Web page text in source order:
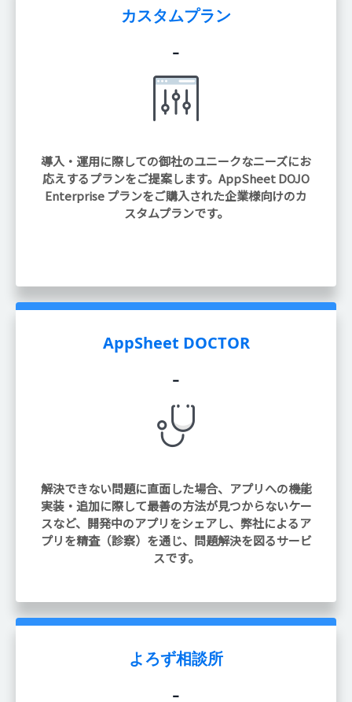
カスタムプラン
-
導入・運用に際しての御社のユニークなニーズにお
応えするプランをご提案します。AppSheet DOJO
Enterprise プランをご購入された企業様向けのカ
スタムプランです。
AppSheet DOCTOR
-
解決できない問題に直面した場合、アプリへの機能
実装・追加に際して最善の方法が見つからないケー
スなど、開発中のアプリをシェアし、弊社によるア
プリを精査（診察）を通じ、問題解決を図るサービ
スです。
よろず相談所
-